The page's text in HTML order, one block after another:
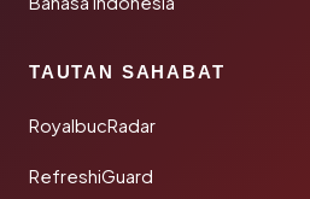
TAUTAN SAHABAT
RoyalbucRadar
RefreshiGuard